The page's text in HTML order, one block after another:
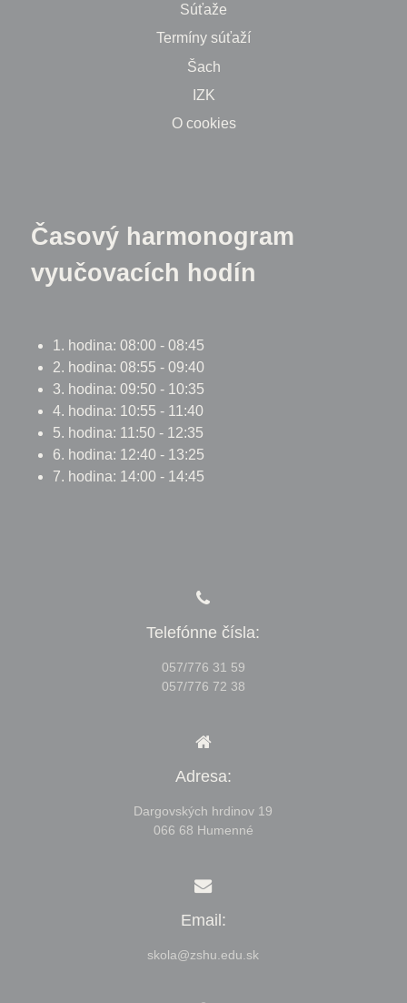
Súťaže
Termíny súťaží
Šach
IZK
O cookies
Časový harmonogram
vyučovacích hodín
1. hodina: 08:00 - 08:45
2. hodina: 08:55 - 09:40
3. hodina: 09:50 - 10:35
4. hodina: 10:55 - 11:40
5. hodina: 11:50 - 12:35
6. hodina: 12:40 - 13:25
7. hodina: 14:00 - 14:45
Telefónne čísla:
057/776 31 59
057/776 72 38
Adresa:
Dargovských hrdinov 19
066 68 Humenné
Email:
skola@zshu.edu.sk